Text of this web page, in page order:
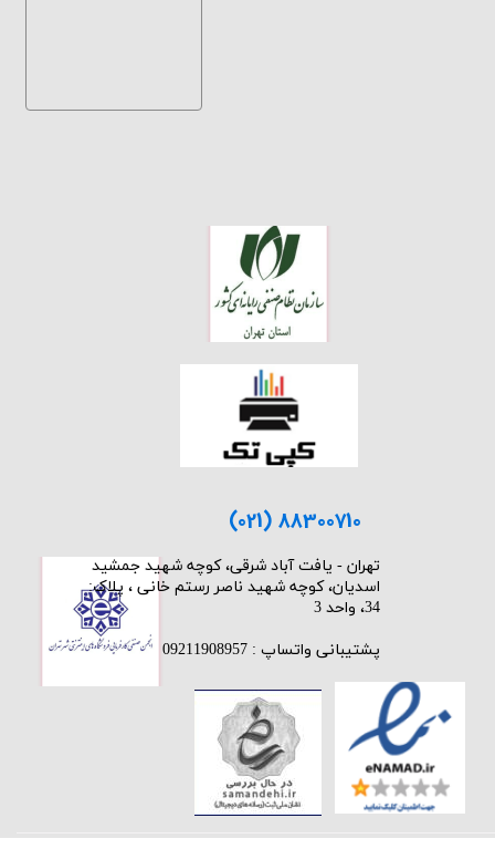
(021) 88300710
​تهران - یافت آباد شرقی، کوچه شهید جمشید
اسدیان، کوچه شهید ناصر رستم خانی ، پلاک:
34، واحد 3
پشتیبانی واتساپ : 09211908957